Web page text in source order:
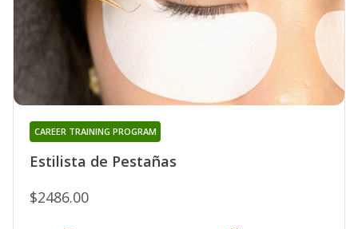
Estilista de Pestañas
CAREER TRAINING PROGRAM
$2486.00